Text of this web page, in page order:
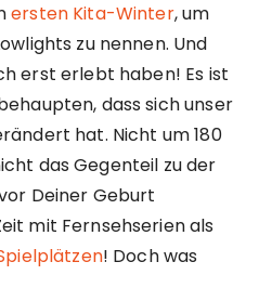
ersten Kita-Winter, um
zu nennen. Und
erst erlebt haben! Es ist
dass sich unser
hat. Nicht um 180
das Gegenteil zu der
Deiner Geburt
mit Fernsehserien als
! Doch was